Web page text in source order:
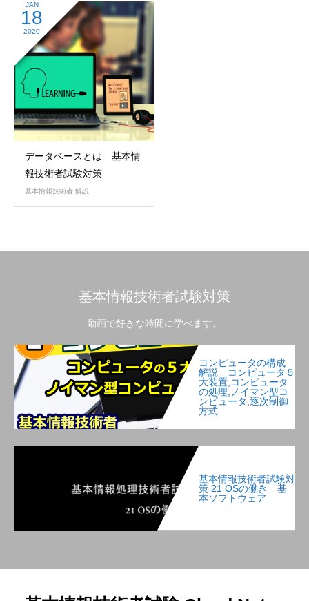
JAN
18
2020
データベースとは 基本情
報技術者試験対策
基本情報技術者 解説
基本情報技術者試験対策
動画で好きな時間に学べます。
コンピュータの構成
解説 コンピュータ５
大装置,コンピュータ
の処理,ノイマン型コ
ンピュータ,逐次制御
方式
基本情報技術者試験対
策 21 OSの働き 基
本ソフトウェア